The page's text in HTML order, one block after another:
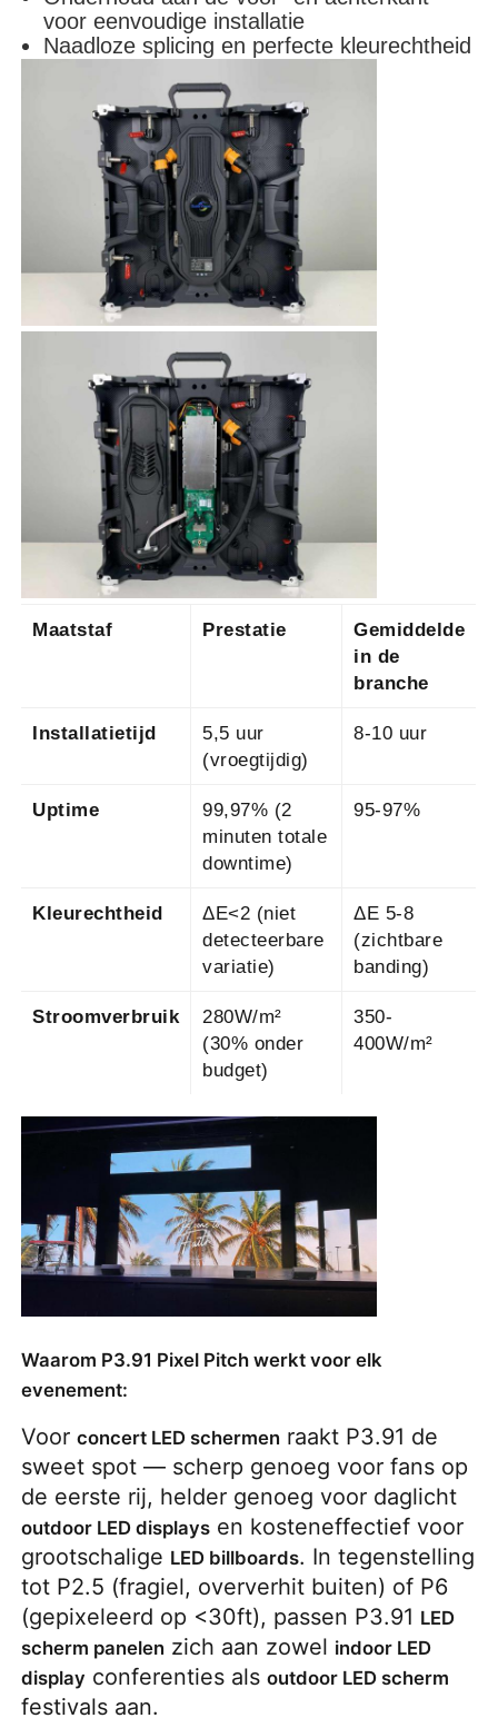
voor eenvoudige installatie
Naadloze splicing en perfecte kleurechtheid
Maatstaf Prestatie
Gemiddelde
in de
branche
Installatietijd
5,5 uur
(vroegtijdig)
8-10 uur
Uptime
99,97% (2
minuten totale
downtime)
95-97%
Kleurechtheid
ΔE<2 (niet
detecteerbare
variatie)
ΔE 5-8
(zichtbare
banding)
Stroomverbruik
280W/m²
(30% onder
budget)
350-
400W/m²
Waarom P3.91 Pixel Pitch werkt voor elk
evenement:
Voorconcert LED schermen raakt P3.91 de
sweet spot — scherp genoeg voor fans op
de eerste rij, helder genoeg voor daglicht
outdoor LED displays en kosteneffectief voor
grootschalige LED billboards. In tegenstelling
tot P2.5 (fragiel, oververhit buiten) of P6
(gepixeleerd op <30ft), passen P3.91 LED
scherm panelen zich aan zowel indoor LED
display conferenties alsoutdoor LED scherm
festivals aan.